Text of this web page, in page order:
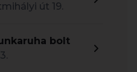
út 19.
bolt